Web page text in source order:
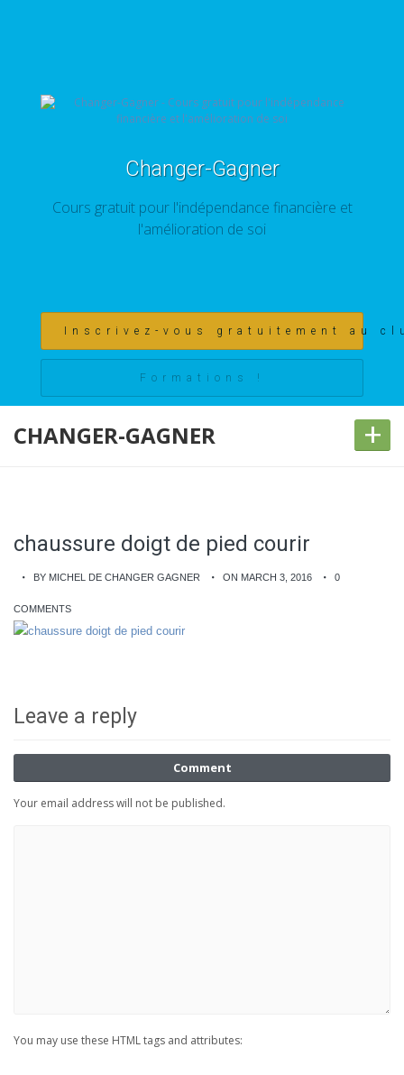
Changer-Gagner
Cours gratuit pour l'indépendance financière et
l'amélioration de soi
Inscrivez-vous gratuitement au
Formations !
CHANGER-GAGNER +
chaussure doigt de pied courir
BY MICHEL DE CHANGER GAGNER ON MARCH 3, 2016 0
COMMENTS
Leave a reply
Comment
Your email address will not be published.
You may use these HTML tags and attributes: